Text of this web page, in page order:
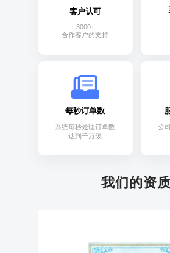
客户认可
3000+
合作客户的支持
每秒订单数
系统每秒处理订单数
达到千万级
公
我们的资质